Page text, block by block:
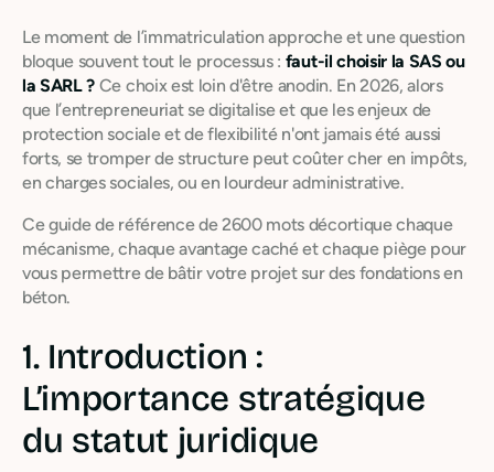
Le moment de l’immatriculation approche et une question
bloque souvent tout le processus : faut-il choisir la SAS ou
la SARL ? Ce choix est loin d'être anodin. En 2026, alors
que l’entrepreneuriat se digitalise et que les enjeux de
protection sociale et de flexibilité n'ont jamais été aussi
forts, se tromper de structure peut coûter cher en impôts,
en charges sociales, ou en lourdeur administrative.
Ce guide de référence de 2600 mots décortique chaque
mécanisme, chaque avantage caché et chaque piège pour
vous permettre de bâtir votre projet sur des fondations en
béton.
1. Introduction :
L’importance stratégique
du statut juridique